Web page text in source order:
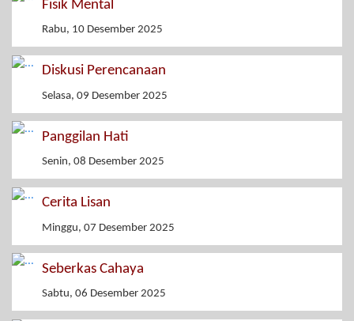
Fisik Mental
Rabu, 10 Desember 2025
Diskusi Perencanaan
Selasa, 09 Desember 2025
Panggilan Hati
Senin, 08 Desember 2025
Cerita Lisan
Minggu, 07 Desember 2025
Seberkas Cahaya
Sabtu, 06 Desember 2025